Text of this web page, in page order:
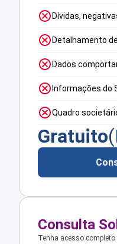
Dívidas,
Detalhamento
Dados
Informações do
Quadro
Gratuito
Consulta
Tenha acesso